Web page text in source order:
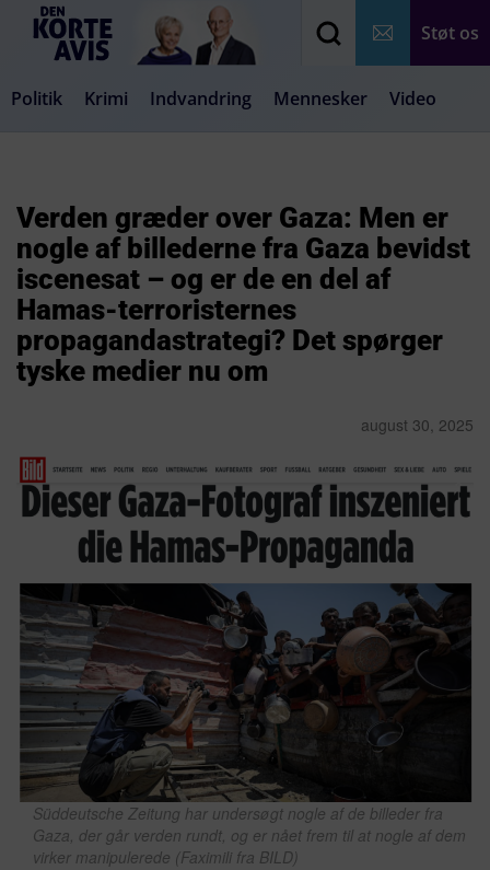
Støt os
Politik Krimi Indvandring Mennesker Video
Verden græder over Gaza: Men er
nogle af billederne fra Gaza bevidst
iscenesat – og er de en del af
Hamas-terroristernes
propagandastrategi? Det spørger
tyske medier nu om
august 30, 2025
Süddeutsche Zeitung har undersøgt nogle af de billeder fra
Gaza, der går verden rundt, og er nået frem til at nogle af dem
virker manipulerede (Faximili fra BILD)